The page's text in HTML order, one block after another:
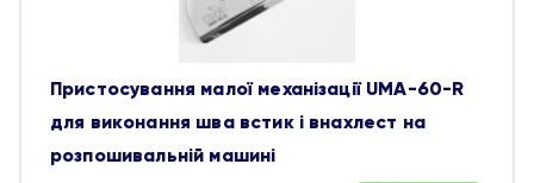
Пристосування малої механізації UMA-60-R
для виконання шва встик і внахлест на
розпошивальній машині